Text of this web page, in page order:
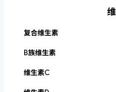
复合维生素
B族维生素
维生素C